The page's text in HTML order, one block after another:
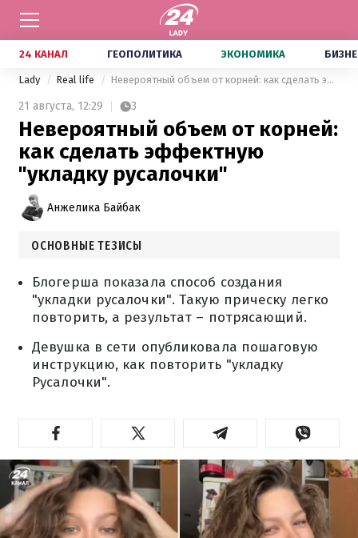
24 КАНАЛ ГЕОПОЛИТИКА ЭКОНОМИКА
Lady Real life Невероятный объем от корней: как сделать эффектную "укладку русалочки"
21 августа, 12:29 3
Невероятный объем от корней:
как сделать эффектную
"укладку русалочки"
Анжелика Байбак
ОСНОВНЫЕ ТЕЗИСЫ
Блогерша показала способ создания
"укладки русалочки". Такую прическу легко
повторить, а результат – потрясающий.
Девушка в сети опубликовала пошаговую
инструкцию, как повторить "укладку
Русалочки".